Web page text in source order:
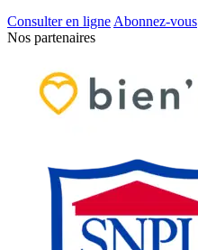
Consulter en ligneAbonnez-vous
Nos partenaires